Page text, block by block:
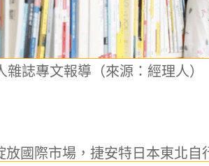
誌專文報導（來源：經理人）
放國際市場，捷安特日本東北自